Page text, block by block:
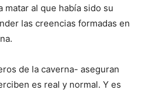
matar al que había sido su
las creencias formadas en
de la caverna- aseguran
es real y normal. Y es